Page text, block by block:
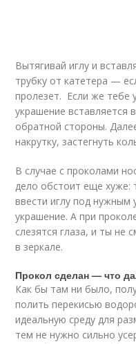
Вытягивай иглу и
трубку от катетера —
пролезет. Если же тебе
украшение вставляется
обратной стороны.
накрутку, застегнуть
В случае с проколами
дело обстоит еще хуже:
ввести иглу под нужным
украшение. А при
слезятся глаза, и ты не
в зеркале.
Прокол сделан — что
Как бы там ни было,
полить перекисью
идеальную среду для
тем не нужно сильно